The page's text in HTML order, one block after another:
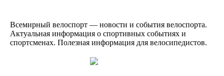
Всемирный велоспорт — новости и события велоспорта.
Актуальная информация о спортивных событиях и
спортсменах. Полезная информация для велосипедистов.